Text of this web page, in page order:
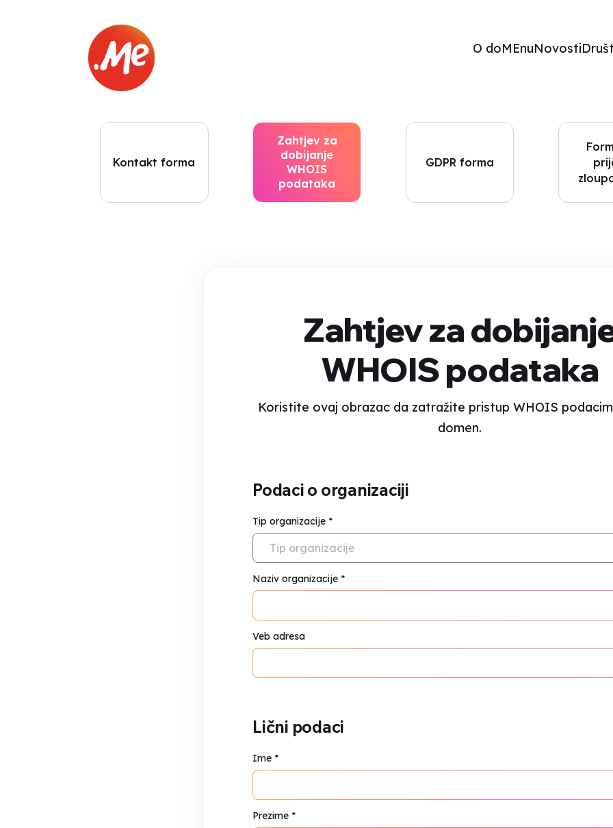
O doMEnuNovosti
Kontakt forma
Zahtjev za
dobijanje
WHOIS
podataka
GDPR forma
Zahtjev za
WHOIS podataka
Koristite ovaj obrazac da zatražite pristup WHOIS
domen.
Podaci o organizaciji
Tip organizacije *
Tip organizacije
Naziv organizacije *
Veb adresa
Lični podaci
Ime *
Prezime *